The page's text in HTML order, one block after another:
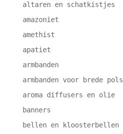
altaren en schatkistjes
amazoniet
amethist
apatiet
armbanden
armbanden voor brede pols
aroma diffusers en olie
banners
bellen en kloosterbellen